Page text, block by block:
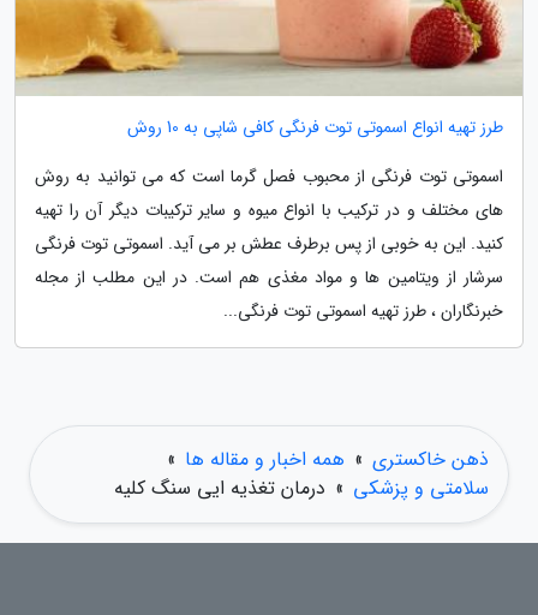
طرز تهیه انواع اسموتی توت فرنگی کافی شاپی به 10 روش
اسموتی توت فرنگی از محبوب فصل گرما است که می توانید به روش
های مختلف و در ترکیب با انواع میوه و سایر ترکیبات دیگر آن را تهیه
کنید. این به خوبی از پس برطرف عطش بر می آید. اسموتی توت فرنگی
سرشار از ویتامین ها و مواد مغذی هم است. در این مطلب از مجله
خبرنگاران ، طرز تهیه اسموتی توت فرنگی...
ذهن خاکستری » همه اخبار و مقاله ها »
سلامتی و پزشکی » درمان تغذیه ایی سنگ کلیه